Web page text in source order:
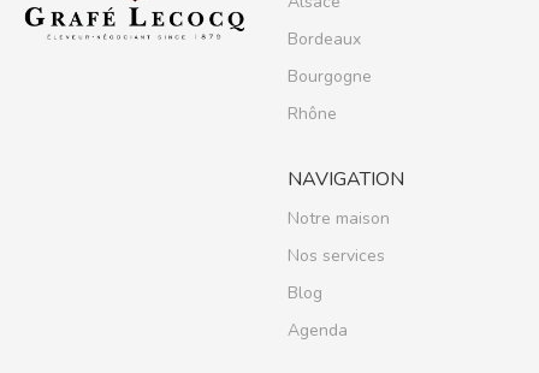
Bordeaux
Bourgogne
Rhône
NAVIGATION
Notre maison
Nos services
Blog
Agenda